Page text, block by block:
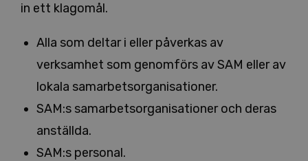
in ett klagomål.
Alla som deltar i eller påverkas av
verksamhet som genomförs av SAM eller av
lokala samarbetsorganisationer.
SAM:s samarbetsorganisationer och deras
anställda.
SAM:s personal.